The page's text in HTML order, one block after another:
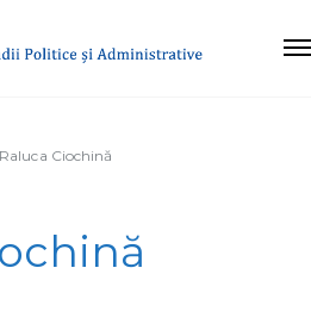
Raluca Ciochină